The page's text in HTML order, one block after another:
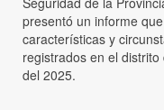
presentó un informe
características y
registrados en el
del 2025.